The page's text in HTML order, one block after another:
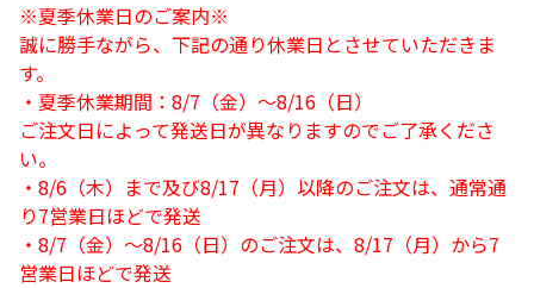
※夏季休業日のご案内※
誠に勝手ながら、下記の通り休業日とさせていただきま
す。
・夏季休業期間：8/7（金）～8/16（日）
ご注文日によって発送日が異なりますのでご了承くださ
い。
・8/6（木）まで及び8/17（月）以降のご注文は、通常通
り7営業日ほどで発送
・8/7（金）～8/16（日）のご注文は、8/17（月）から7
営業日ほどで発送